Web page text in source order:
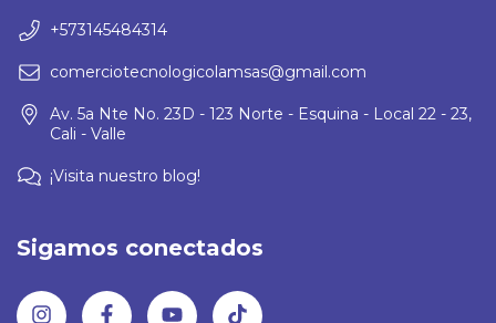
+573145484314
comerciotecnologicolamsas@gmail.com
Av. 5a Nte No. 23D - 123 Norte - Esquina - Local 22 - 23,
Cali - Valle
¡Visita nuestro blog!
Sigamos conectados